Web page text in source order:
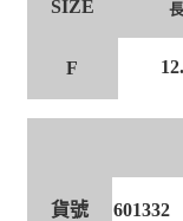
SIZE 長
F
貨號 601332